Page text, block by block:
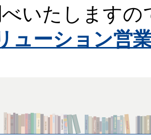
いたします
ューション営